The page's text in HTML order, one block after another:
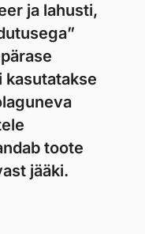
ja lahusti,
kasutatakse
toote
jääki.